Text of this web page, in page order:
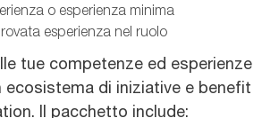
o esperienza minima
esperienza nel ruolo
tue competenze ed esperienze
ecosistema di iniziative e benefit
Il pacchetto include: